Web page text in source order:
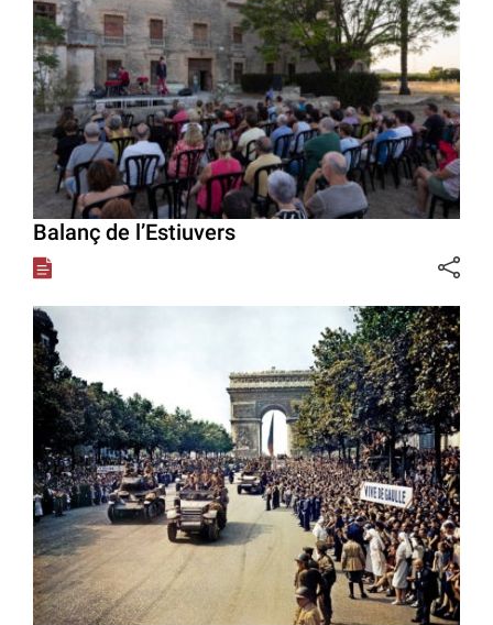
Balanç de l’Estiuvers